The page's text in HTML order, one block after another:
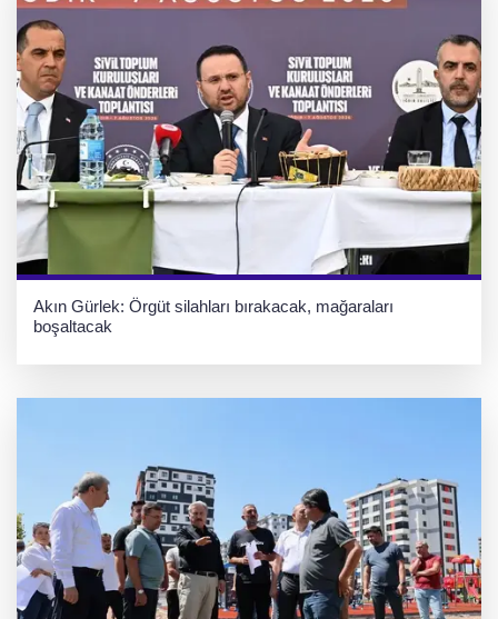
Akın Gürlek: Örgüt silahları bırakacak, mağaraları
boşaltacak